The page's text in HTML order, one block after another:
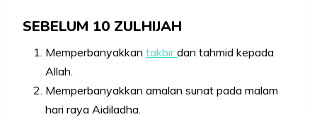
SEBELUM 10 ZULHIJAH
Memperbanyakkan takbirdan tahmid kepada
Allah.
Memperbanyakkan amalan sunat pada malam
hari raya Aidiladha.